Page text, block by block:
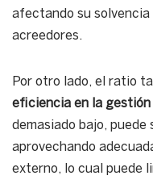
afectando su
acreedores.
Por otro lado, el ratio
eficiencia en la gestión
demasiado bajo,
aprovechando
externo, lo cual puede